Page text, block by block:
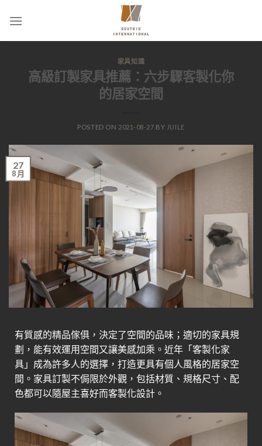
家具知識
高級訂製家具推薦：六步驟客製化你
的居家空間
POSTED ON 2021-08-27 BY JUILE
27
8 月
有質感的精品傢俱，決定了空間的品味；適切的家具規
劃，能有效運用空間又讓美感加乘。近年「客製化家
具」成為許多人的選擇，打造更具有個人風格的居家空
間。家具訂製不侷限於外觀，包括材質、規格尺寸、配
色都可以隨屋主喜好而客製化設計。